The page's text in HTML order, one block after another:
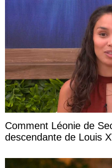
Comment Léonie de
descendante de Louis